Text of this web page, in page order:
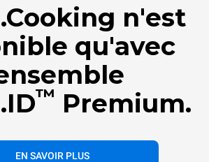
n'est
qu'avec
™ Premium.
EN SAVOIR PLUS